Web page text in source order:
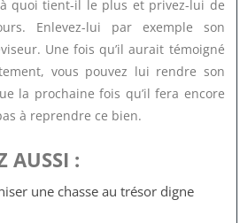
quoi tient-il le plus et privez-lui de
Enlevez-lui par exemple son
Une fois qu’il aurait témoigné
vous pouvez lui rendre son
la prochaine fois qu’il fera encore
à reprendre ce bien.
AUSSI :
une chasse au trésor digne